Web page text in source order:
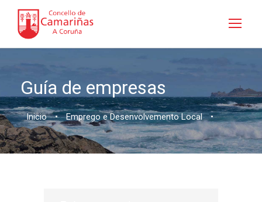
Guía de empresas
Inicio • Emprego e Desenvolvemento Local •